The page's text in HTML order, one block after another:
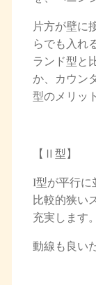
片方が壁に
らでも入れ
ランド型と
か、カウン
型のメリッ
【Ⅱ型】
I型が平行に
比較的狭い
充実します。
動線も良い